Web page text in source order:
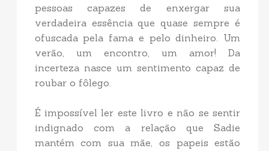
pessoas capazes de enxergar sua
verdadeira essência que quase sempre é
ofuscada pela fama e pelo dinheiro. Um
verão, um encontro, um amor! Da
incerteza nasce um sentimento capaz de
roubar o fôlego.
É impossível ler este livro e não se sentir
indignado com a relação que Sadie
mantém com sua mãe, os papeis estão